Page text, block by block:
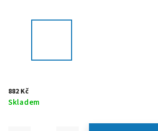
882 Kč
Skladem